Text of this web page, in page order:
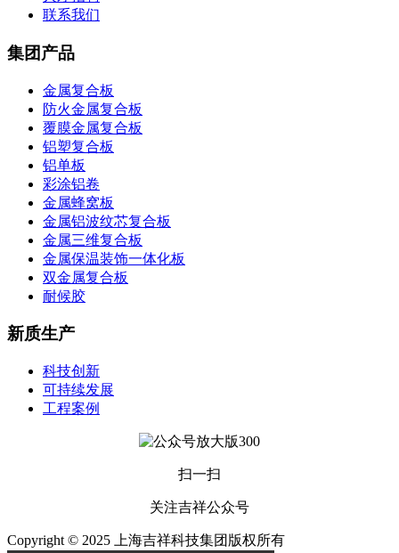
联系我们
集团产品
金属复合板
防火金属复合板
覆膜金属复合板
铝塑复合板
铝单板
彩涂铝卷
金属蜂窝板
金属铝波纹芯复合板
金属三维复合板
金属保温装饰一体化板
双金属复合板
耐候胶
新质生产
科技创新
可持续发展
工程案例
扫一扫
关注吉祥公众号
Copyright © 2025 上海吉祥科技集团版权所有